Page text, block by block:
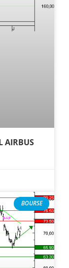
AIRBUS
BOURSE